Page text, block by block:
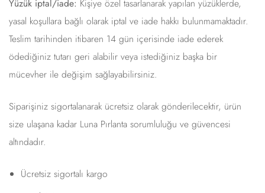
Yüzük iptal/iade: Kişiye özel tasarlanarak yapılan yüzüklerde,
yasal koşullara bağlı olarak iptal ve iade hakkı bulunmamaktadır.
Teslim tarihinden itibaren 14 gün içerisinde iade ederek
ödediğiniz tutarı geri alabilir veya istediğiniz başka bir
mücevher ile değişim sağlayabilirsiniz.
Siparişiniz sigortalanarak ücretsiz olarak gönderilecektir, ürün
size ulaşana kadar Luna Pırlanta sorumluluğu ve güvencesi
altındadır.
Ücretsiz sigortalı kargo